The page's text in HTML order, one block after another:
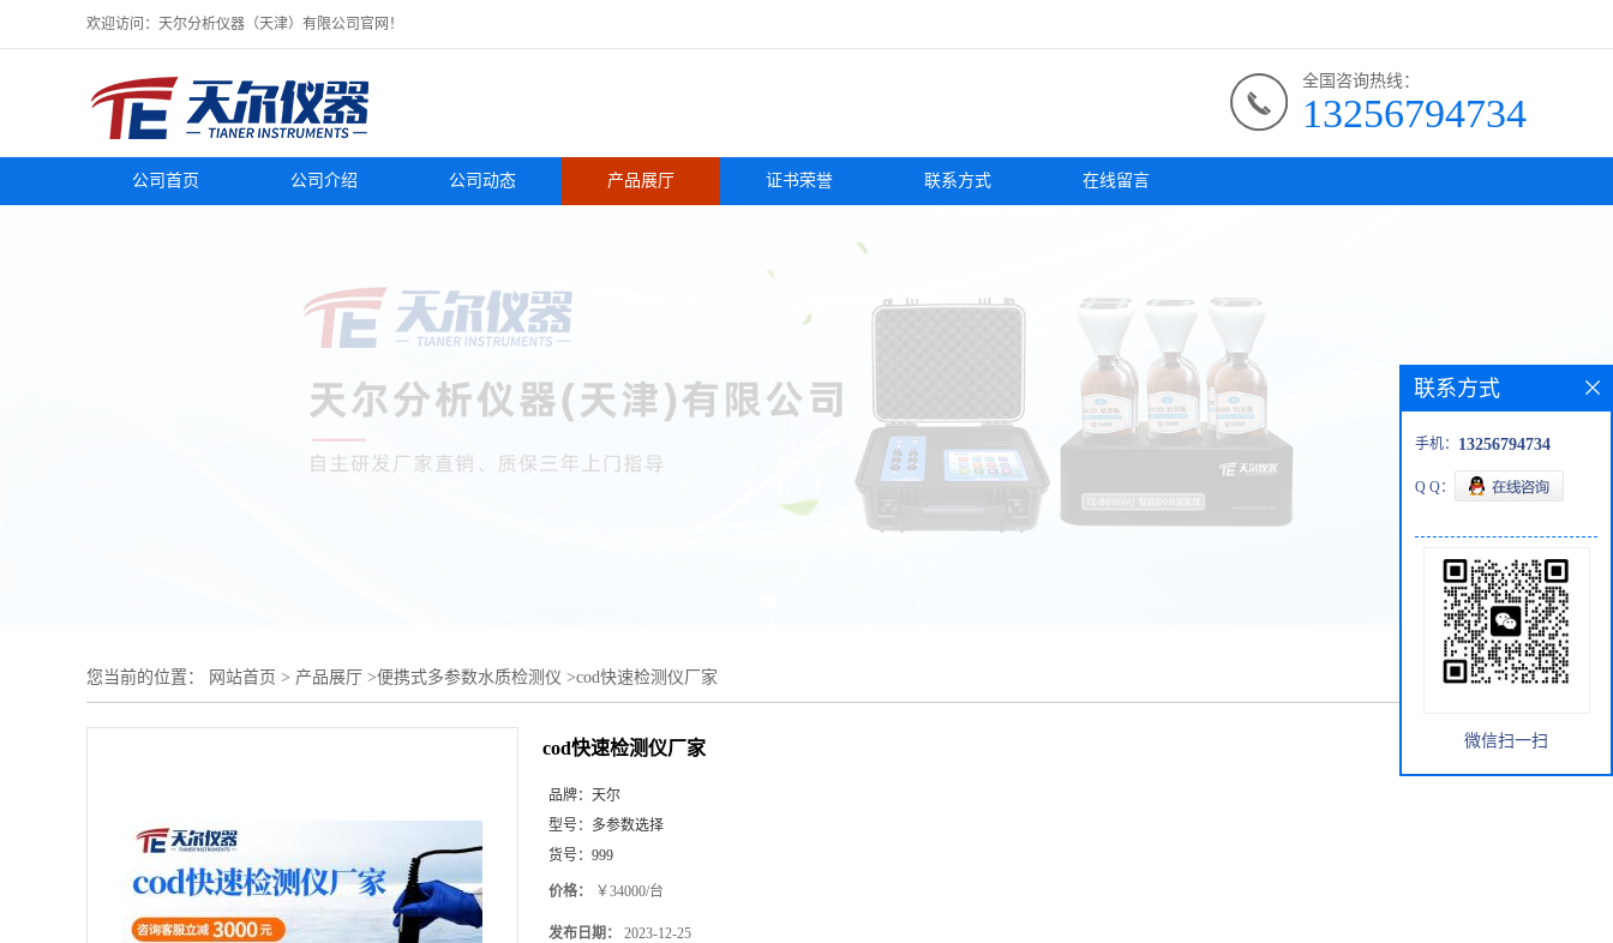
欢迎访问：天尔分析仪器（天津）有限公司官网！
全国咨询热线：
13256794734
公司首页 公司介绍 公司动态 产品展厅 证书荣誉 联系方式 在线留言
您当前的位置： 网站首页 > 产品展厅 >便携式多参数水质检测仪 >cod快速检测仪厂家
cod快速检测仪厂家
品牌： 天尔
型号： 多参数选择
货号： 999
价格： ￥34000/台
发布日期： 2023-12-25
联系方式
手机： 13256794734
Q Q：
微信扫一扫